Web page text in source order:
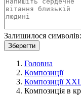
Залишилося символів:
Зберегти
Головна
Композиції
Композиції
Композиція в